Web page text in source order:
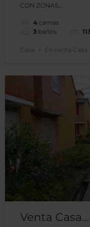
CON ZONAS...
4 camas
3 baños
Casa En venta Casa
Venta Casa